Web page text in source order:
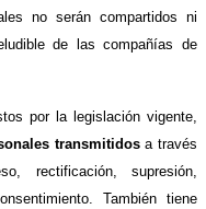
no serán compartidos ni
de las compañías de
por la legislación vigente,
transmitidosa través
rectificación, supresión,
También tiene